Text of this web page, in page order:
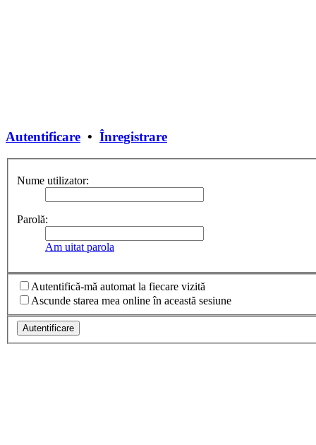
Autentificare • Înregistrare
Nume utilizator:
Parolă:
Am uitat parola
Autentifică-mă automat la fiecare vizită
Ascunde starea mea online în această sesiune